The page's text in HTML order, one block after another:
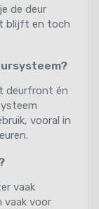
de deur
blijft en toch
deurfront én
vooral in
vaak
vaak voor